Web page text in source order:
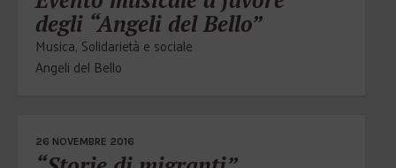
degli “Angeli del Bello”
Musica, Solidarietà e sociale
Angeli del Bello
26 NOVEMBRE 2016